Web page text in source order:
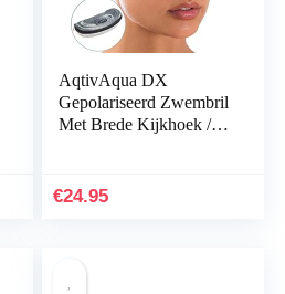
AqtivAqua DX
Gepolariseerd Zwembril
Met Brede Kijkhoek //
Indoor
€24.95